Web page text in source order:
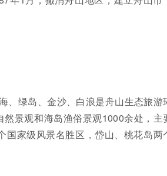
、绿岛、金沙、白浪是舟山生态旅游
景观和海岛渔俗景观1000余处，主
国家级风景名胜区，岱山、桃花岛两